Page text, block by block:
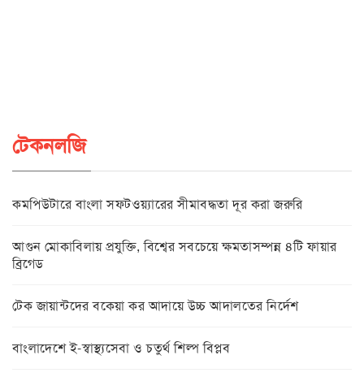
টেকনলজি
কমপিউটারে বাংলা সফটওয়্যারের সীমাবদ্ধতা দূর করা জরুরি
আগুন মোকাবিলায় প্রযুক্তি, বিশ্বের সবচেয়ে ক্ষমতাসম্পন্ন ৪টি ফায়ার
ব্রিগেড
টেক জায়ান্টদের বকেয়া কর আদায়ে উচ্চ আদালতের নির্দেশ
বাংলাদেশে ই-স্বাস্থ্যসেবা ও চতুর্থ শিল্প বিপ্লব